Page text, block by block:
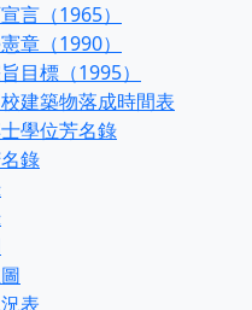
言（1965）
章（1990）
目標（1995）
建築物落成時間表
學位芳名錄
錄
表